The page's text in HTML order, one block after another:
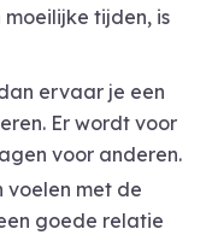
tijden, is
ervaar je een
Er wordt voor
voor anderen.
voelen met de
goede relatie